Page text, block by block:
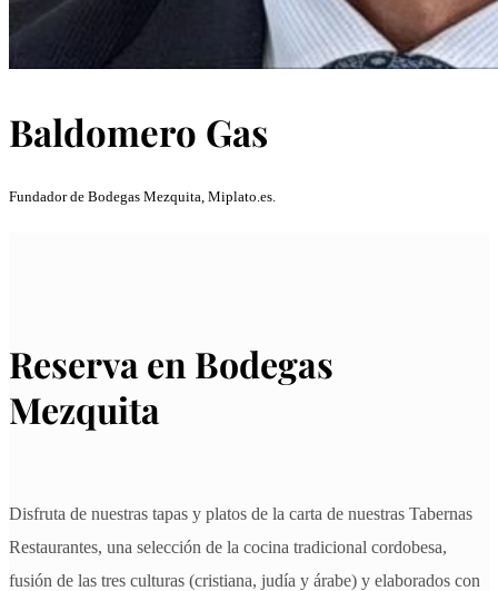
Baldomero Gas
Fundador de Bodegas Mezquita, Miplato.es.
Reserva en Bodegas
Mezquita
Disfruta de nuestras tapas y platos de la carta de nuestras Tabernas
Restaurantes, una selección de la cocina tradicional cordobesa,
fusión de las tres culturas (cristiana, judía y árabe) y elaborados con